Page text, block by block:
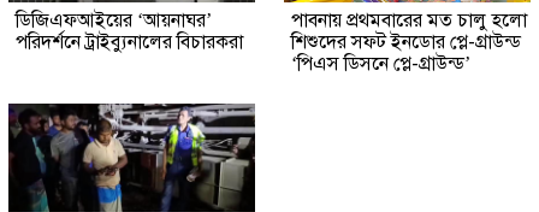
ডিজিএফআইয়ের ‘আয়নাঘর’
পরিদর্শনে ট্রাইব্যুনালের বিচারকরা
পাবনায় প্রথমবারের মত চালু হলো
শিশুদের সফট ইনডোর প্লে-গ্রাউন্ড
‘পিএস ডিসনে প্লে-গ্রাউন্ড’